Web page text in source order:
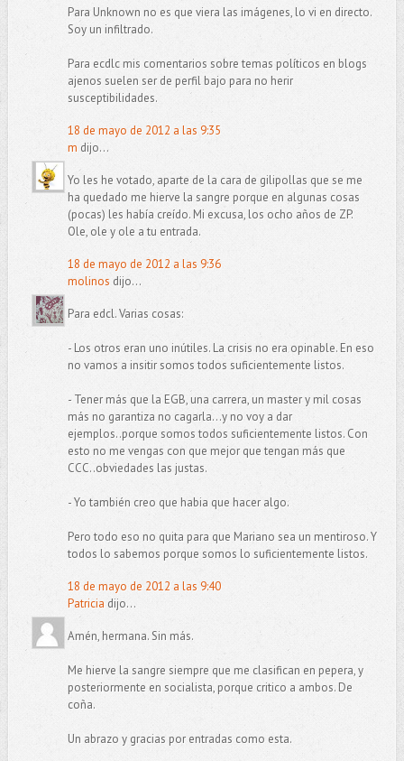
Para Unknown no es que viera las imágenes, lo vi en directo.
Soy un infiltrado.
Para ecdlc mis comentarios sobre temas políticos en blogs
ajenos suelen ser de perfil bajo para no herir
susceptibilidades.
18 de mayo de 2012 a las 9:35
m dijo...
Yo les he votado, aparte de la cara de gilipollas que se me
ha quedado me hierve la sangre porque en algunas cosas
(pocas) les había creído. Mi excusa, los ocho años de ZP.
Ole, ole y ole a tu entrada.
18 de mayo de 2012 a las 9:36
molinos dijo...
Para edcl. Varias cosas:
- Los otros eran uno inútiles. La crisis no era opinable. En eso
no vamos a insitir somos todos suficientemente listos.
- Tener más que la EGB, una carrera, un master y mil cosas
más no garantiza no cagarla...y no voy a dar
ejemplos..porque somos todos suficientemente listos. Con
esto no me vengas con que mejor que tengan más que
CCC..obviedades las justas.
- Yo también creo que habia que hacer algo.
Pero todo eso no quita para que Mariano sea un mentiroso. Y
todos lo sabemos porque somos lo suficientemente listos.
18 de mayo de 2012 a las 9:40
Patricia dijo...
Amén, hermana. Sin más.
Me hierve la sangre siempre que me clasifican en pepera, y
posteriormente en socialista, porque critico a ambos. De
coña.
Un abrazo y gracias por entradas como esta.